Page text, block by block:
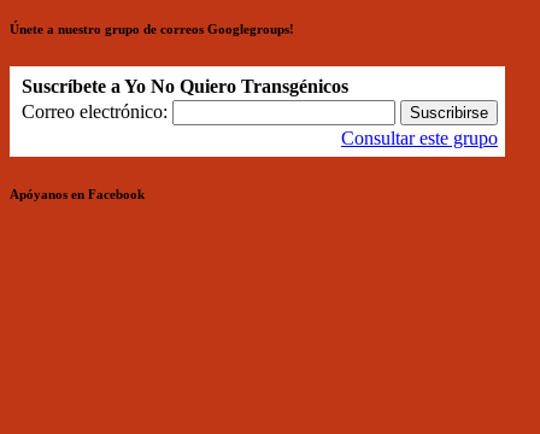
Únete a nuestro grupo de correos Googlegroups!
Suscríbete a Yo No Quiero Transgénicos
Correo electrónico:
Consultar este grupo
Apóyanos en Facebook